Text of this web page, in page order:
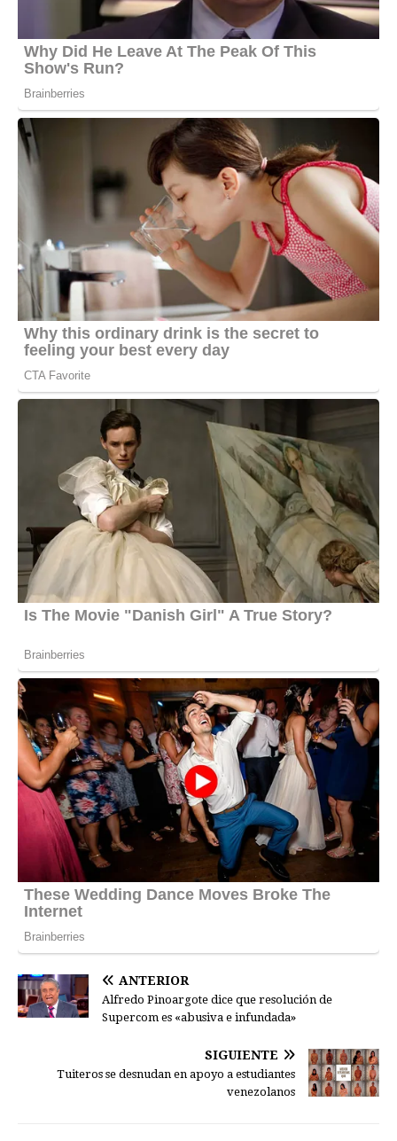
ANTERIOR
Alfredo Pinoargote dice que resolución de
Supercom es «abusiva e infundada»
SIGUIENTE
Tuiteros se desnudan en apoyo a estudiantes
venezolanos